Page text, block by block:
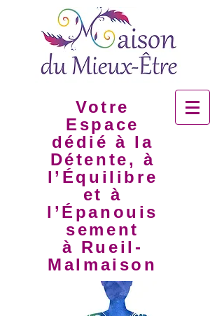
Votre
Espace
dédié à la
Détente, à
l’Équilibre
et à
l’Épanouis
sement
à Rueil-
Malmaison